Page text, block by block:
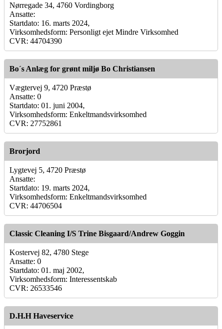
Nørregade 34, 4760 Vordingborg
Ansatte:
Startdato: 16. marts 2024,
Virksomhedsform: Personligt ejet Mindre Virksomhed
CVR: 44704390
Bo´s Anlæg for grønt miljø Bo Christiansen
Vægtervej 9, 4720 Præstø
Ansatte: 0
Startdato: 01. juni 2004,
Virksomhedsform: Enkeltmandsvirksomhed
CVR: 27752861
Brorjord
Lygtevej 5, 4720 Præstø
Ansatte:
Startdato: 19. marts 2024,
Virksomhedsform: Enkeltmandsvirksomhed
CVR: 44706504
Classic Cleaning I/S Trine Bisgaard/Andrew Goggin
Kostervej 82, 4780 Stege
Ansatte: 0
Startdato: 01. maj 2002,
Virksomhedsform: Interessentskab
CVR: 26533546
D.H.H Haveservice